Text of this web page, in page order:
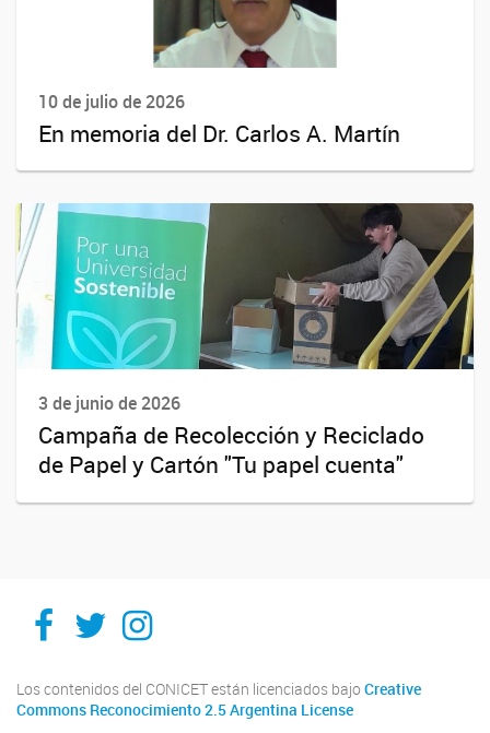
10 de julio de 2026
En memoria del Dr. Carlos A. Martín
3 de junio de 2026
Campaña de Recolección y Reciclado
de Papel y Cartón "Tu papel cuenta"
Facebook
TwitterInstagram
Los contenidos del CONICET están licenciados bajo Creative
Commons Reconocimiento 2.5 Argentina License